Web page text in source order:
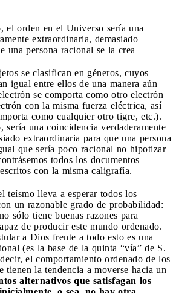
el orden en el Universo sería una
extraordinaria, demasiado
una persona racional se la crea
se clasifican en géneros, cuyos
igual entre ellos de una manera aún
se comporta como otro electrón
con la misma fuerza eléctrica, así
como cualquier otro tigre, etc.).
sería una coincidencia verdaderamente
extraordinaria para que una persona
que sería poco racional no hipotizar
todos los documentos
con la misma caligrafía.
teísmo lleva a esperar todos los
un razonable grado de probabilidad:
sólo tiene buenas razones para
de producir este mundo ordenado.
a Dios frente a todo esto es una
(es la base de la quinta “vía” de S.
el comportamiento ordenado de los
tienen la tendencia a moverse hacia un
alternativos que satisfagan los